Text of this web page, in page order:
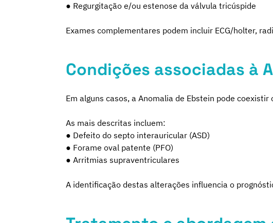
● Regurgitação e/ou estenose da válvula tricúspide
Exames complementares podem incluir ECG/holter,
Condições associadas à
Em alguns casos, a Anomalia de Ebstein pode
As mais descritas incluem:
● Defeito do septo interauricular (ASD)
● Forame oval patente (PFO)
● Arritmias supraventriculares
A identificação destas alterações influencia o